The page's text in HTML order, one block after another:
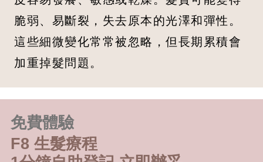
脆弱、易斷裂，失去原本的光澤和彈性。
這些細微變化常常被忽略，但長期累積會
加重掉髮問題。
免費體驗
F8 生髮療程